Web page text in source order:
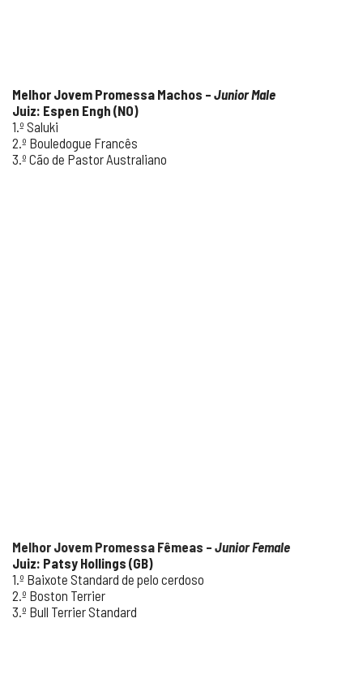
Melhor Jovem Promessa Machos – Junior Male
Juiz: Espen Engh (NO)
1.º Saluki
2.º Bouledogue Francês
3.º Cão de Pastor Australiano
Melhor Jovem Promessa Fêmeas – Junior Female
Juiz: Patsy Hollings (GB)
1.º Baixote Standard de pelo cerdoso
2.º Boston Terrier
3.º Bull Terrier Standard